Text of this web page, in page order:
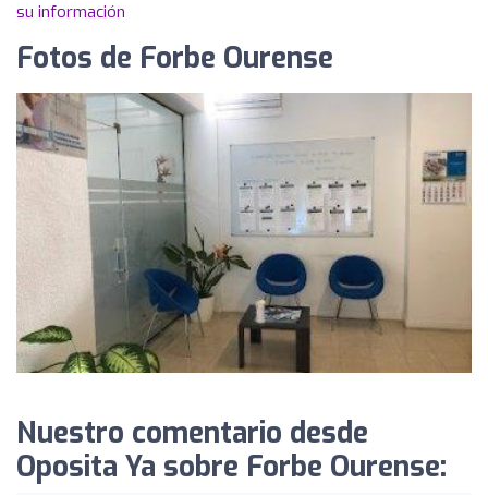
su información
Fotos de Forbe Ourense
Nuestro comentario desde
Oposita Ya sobre Forbe Ourense: